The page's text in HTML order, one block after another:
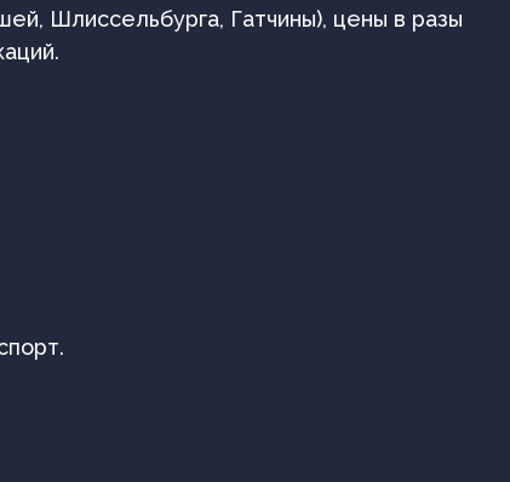
Шлиссельбурга, Гатчины), цены в разы